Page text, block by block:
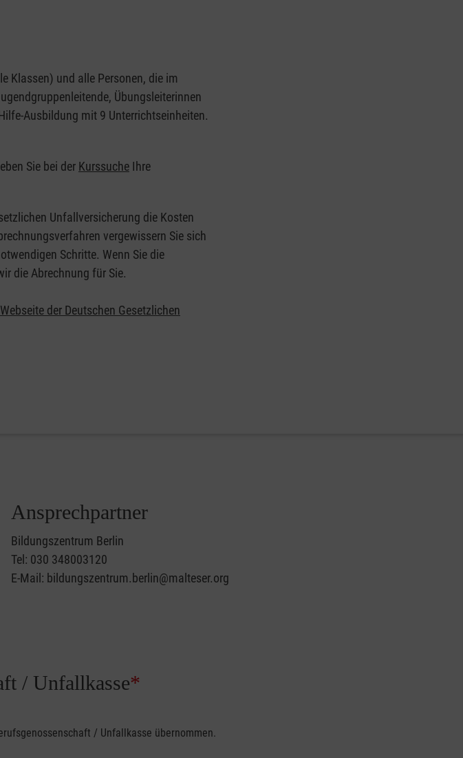
Klassen) und alle Personen, die im
Übungsleiterinnen
Ausbildung mit 9 Unterrichtseinheiten.
Sie bei der Kurssuche Ihre
Unfallversicherung die Kosten
vergewissern Sie sich
Schritte. Wenn Sie die
die Abrechnung für Sie.
der Deutschen Gesetzlichen
Ansprechpartner
Bildungszentrum Berlin
Tel: 030 348003120
E-Mail: bildungszentrum.berlin@malteser.org
/ Unfallkasse*
/ Unfallkasse übernommen.